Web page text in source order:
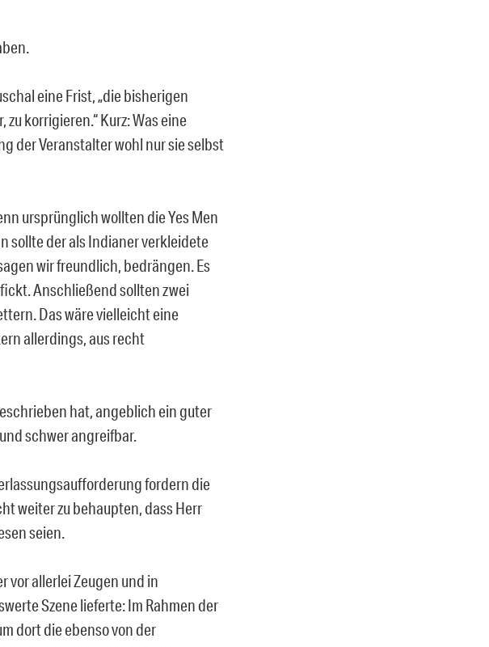
eine Frist, „die bisherigen
korrigieren.“ Kurz: Was eine
der Veranstalter wohl nur sie selbst
ursprünglich wollten die Yes Men
sollte der als Indianer verkleidete
wir freundlich, bedrängen. Es
Anschließend sollten zwei
Das wäre vielleicht eine
allerdings, aus recht
hat, angeblich ein guter
schwer angreifbar.
fordern die
weiter zu behaupten, dass Herr
seien.
vor allerlei Zeugen und in
Szene lieferte: Im Rahmen der
dort die ebenso von der